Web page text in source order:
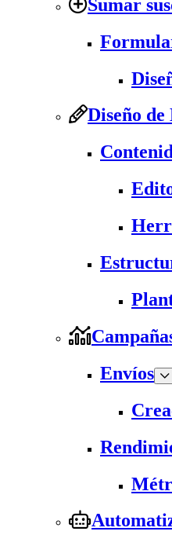
Sumar
Diseño de
Envíos